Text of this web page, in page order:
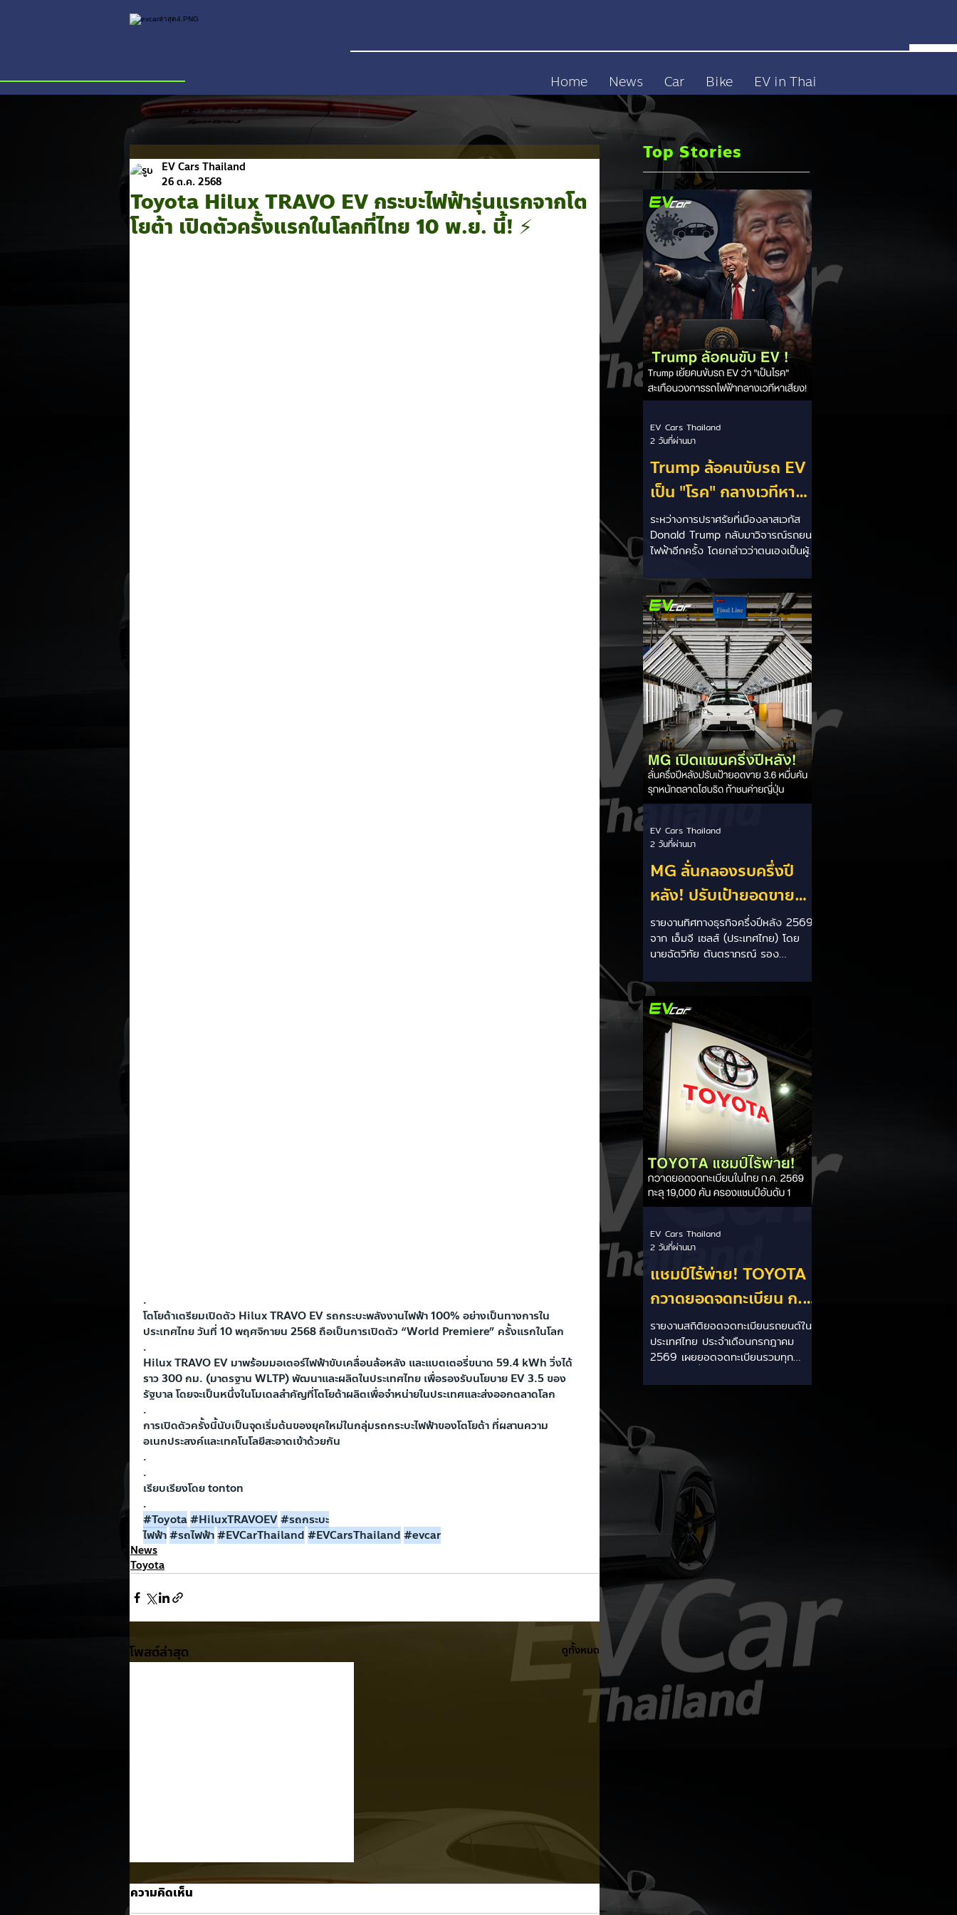
Home News Car Bike EV in Thai
Toyota Hilux TRAVO EV กระบะไฟฟ้ารุ่นแรกจากโต
โยต้า เปิดตัวครั้งแรกในโลกที่ไทย 10 พ.ย. นี้! ⚡️
EV Cars Thailand
26 ต.ค. 2568
.
โตโยต้าเตรียมเปิดตัว Hilux TRAVO EV รถกระบะพลังงานไฟฟ้า 100% อย่างเป็นทางการใน
ประเทศไทย วันที่ 10 พฤศจิกายน 2568 ถือเป็นการเปิดตัว “World Premiere” ครั้งแรกในโลก
.
Hilux TRAVO EV มาพร้อมมอเตอร์ไฟฟ้าขับเคลื่อนล้อหลัง และแบตเตอรี่ขนาด 59.4 kWh วิ่งได้
ราว 300 กม. (มาตรฐาน WLTP) พัฒนาและผลิตในประเทศไทย เพื่อรองรับนโยบาย EV 3.5 ของ
รัฐบาล โดยจะเป็นหนึ่งในโมเดลสำคัญที่โตโยต้าผลิตเพื่อจำหน่ายในประเทศและส่งออกตลาดโลก
.
การเปิดตัวครั้งนี้นับเป็นจุดเริ่มต้นของยุคใหม่ในกลุ่มรถกระบะไฟฟ้าของโตโยต้า ที่ผสานความ
อเนกประสงค์และเทคโนโลยีสะอาดเข้าด้วยกัน
.
.
เรียบเรียงโดย tonton
.
#Toyota#HiluxTRAVOEV#รถกระบะ
ไฟฟ้า#รถไฟฟ้า#EVCarThailand #EVCarsThailand #evcar
News
Toyota
โพสต์ล่าสุด ดูทั้งหมด
ความคิดเห็น
Top Stories
Trump ล้อคนขับรถ EV
เป็น "โรค" กลางเวทีหา
เสียง! 🚘⚡
ระหว่างการปราศรัยที่เมืองลาสเวกัส
Donald Trump กลับมาวิจารณ์รถยนต์
ไฟฟ้าอีกครั้ง โดยกล่าวว่าตนเองเป็นผู้
ใช้รถยนต์ไฟฟ้าว่าเหมือน "เป็นโรค"
เพราะเริ่มกังวลเรื่องแบตเตอรี่ตั้งแต่ยัง
เหลือไฟจำนวนมาก และคอยมองหาสถา
นีชาร์จอยู่ตลอดเวลา ซึ่งสื่อมองว่า
เป็นการพาดพิงถึงอาการ Range
Anxiety หรือความกังวลเรื่องระยะทาง
วิ่งของรถ EV Trump ยังระบุว่า
ปัจจุบันรถยนต์ไฟฟ้ามีสัดส่วนเพียง
ประมาณ 7% ของยอดขายรถใหม่ใน
สหรัฐฯ และใช้ตัวเลขนี้เป็นเหตุผล
ประกอบว่า...
EV Cars Thailand
2 วันที่ผ่านมา
MG ลั่นกลองรบครึ่งปี
หลัง! ปรับเป้ายอดขาย
เพิ่มเป็น 36,000 คัน
พร้อมเดินหน้าลงศึกชิง
(HEV)
รายงานทิศทางธุรกิจครึ่งปีหลัง 2569
จาก เอ็มจี เซลส์ (ประเทศไทย) โดย
นายฉัตวิทัย ตันตราภรณ์ รอง
6 เดือนแรก (ม.ค. - มิ.ย.) โตพุ่ง 67%
แตะ 16,920 คัน พร้อมส่งสัญญาณ
ปรับเป้าหมายยอดขายรวมปีนี้เพิ่มขึ้นเป็น
36,000 คัน จากเดิมตั้งไว้ 30,000
คัน โดยพร้อมเร่งส่งมอบรถค้างสต็อก
(Back Order) ทั้งหมดในระยะเวลาอัน
สั้น - ปรับเป้าเติบโต & เคลียร์ Back
Order: ยอดขายครึ่งปีแรกที่เติบโตสูง
ถึง 67% ประกอบกับการแก้ไขปัญหา
การนำเข้าชิ้นส่วนจากสถานการณ์
ตึงเครียดในตะว
EV Cars Thailand
2 วันที่ผ่านมา
แชมป์ไร้พ่าย! TOYOTA
กวาดยอดจดทะเบียน ก.ค.
69 เฉียด 2 หมื่นคัน ครอง
แชมป์อันดับ 1 ในไทย
รายงานสถิติยอดจดทะเบียนรถยนต์ใน
ประเทศไทย ประจำเดือนกรกฎาคม
2569 เผยยอดจดทะเบียนรวมทุก
ใหญ่สัญชาติญี่ปุ่นอย่าง TOYOTA ยัง
19,564 คัน ครองส่วนแบ่งตลาด
อันดับ 1 ของประเทศได้อย่างมั่นคงและ
ทิ้งห่างคู่แข่งอย่างขาดลอย รายละเอียด
จากสถิติ: - ภาพรวมแบรนด์: TOYOTA
คว้าอันดับ 1 ยอดจดทะเบียนรวมทุก
ประเภทที่ 19,564 คัน คิดเป็นสัดส่วน
มากกว่า 1 ใน 3 ของยอดจดทะเบียน
รถยนต์ทั้งประเทศประจำเดือนกรกฎา
EV Cars Thailand
2 วันที่ผ่านมา